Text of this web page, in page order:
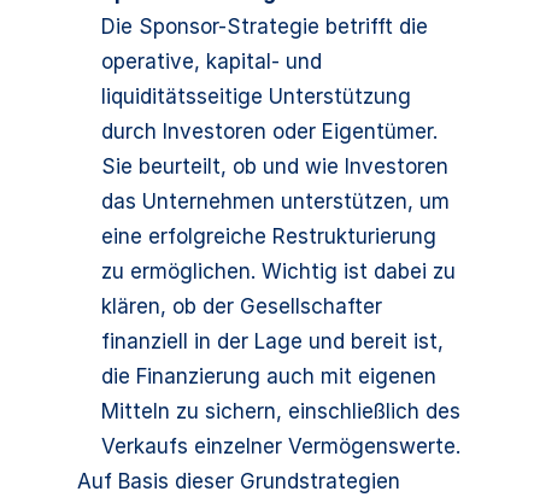
Die Sponsor-Strategie betrifft die
operative, kapital- und
liquiditätsseitige Unterstützung
durch Investoren oder Eigentümer.
Sie beurteilt, ob und wie Investoren
das Unternehmen unterstützen, um
eine erfolgreiche Restrukturierung
zu ermöglichen. Wichtig ist dabei zu
klären, ob der Gesellschafter
finanziell in der Lage und bereit ist,
die Finanzierung auch mit eigenen
Mitteln zu sichern, einschließlich des
Verkaufs einzelner Vermögenswerte.
Auf Basis dieser Grundstrategien